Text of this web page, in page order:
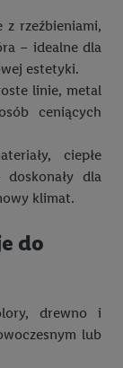
z rzeźbieniami,
– idealne dla
estetyki.
linie, metal
ceniących
ciepłe
dla
klimat.
do
drewno i
lub
tutaj. W
cele
to również
do celów
i
na
cyfrowego i:
analiza